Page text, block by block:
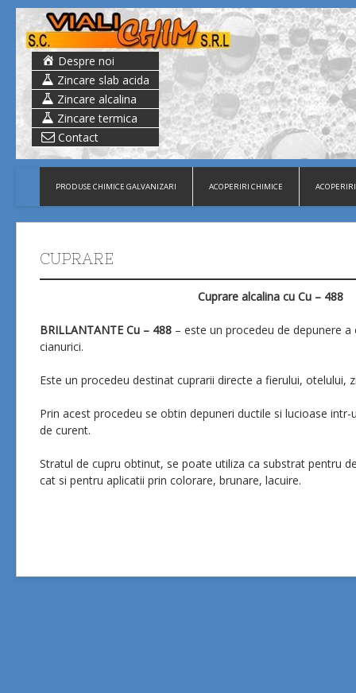
Despre noi
Zincare slab acida
Zincare alcalina
Zincare termica
Contact
PRODUSE CHIMICE GALVANIZARI ACOPERIRI CHIMICE
CUPRARE
Cuprare alcalina cu Cu – 488
BRILLANTANTE Cu – 488 – este un procedeu de depunere
cianurici.
Este un procedeu destinat cuprarii directe a fierului, otelului,
Prin acest procedeu se obtin depuneri ductile si lucioase
de curent.
Stratul de cupru obtinut, se poate utiliza ca substrat pentru
cat si pentru aplicatii prin colorare, brunare, lacuire.